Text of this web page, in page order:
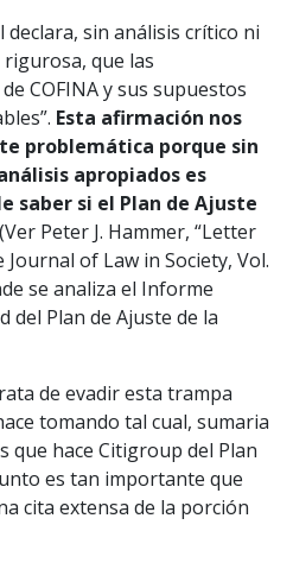
sin análisis crítico ni
que las
COFINA y sus supuestos
Esta afirmación nos
problemática porque sin
apropiados es
saber si el Plan de Ajuste
(Ver Peter J. Hammer, “Letter
Journal of Law in Society, Vol.
se analiza el Informe
del Plan de Ajuste de la
de evadir esta trampa
tomando tal cual, sumaria
que hace Citigroup del Plan
es tan importante que
cita extensa de la porción